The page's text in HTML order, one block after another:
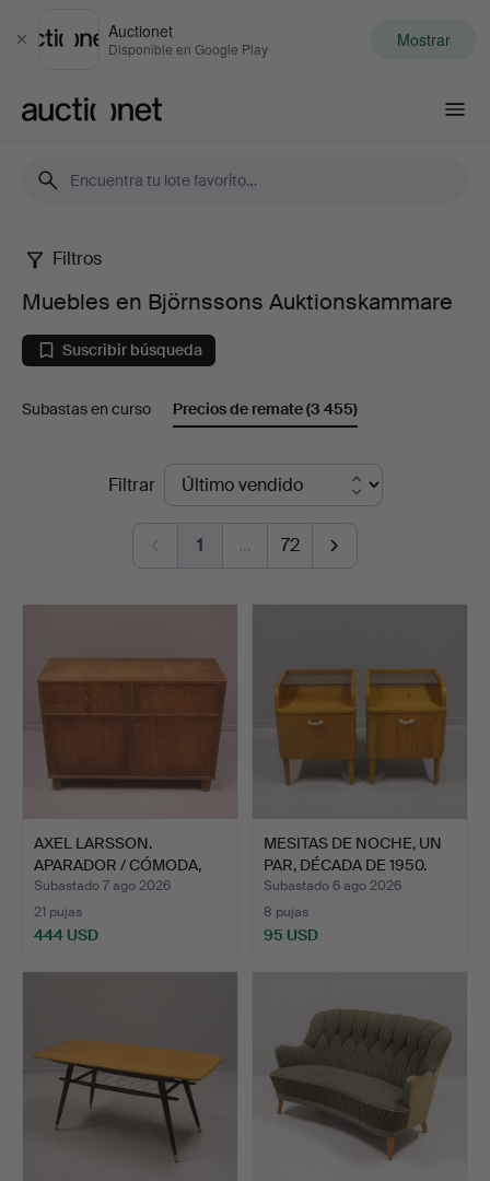
Cerrar
Auctionet
Disponible en Google Play Mostrar
Muebles
en
Björnssons
Auktionskammare
Filtros
Muebles en Björnssons Auktionskammare
Suscribir búsqueda
Subastas en curso Precios de remate(3 455)
Filtrar
1 … 72
AXEL LARSSON.
APARADOR / CÓMODA,
ROBLE, SV…
Subastado 7 ago 2026
21 pujas
444 USD
MESITAS DE NOCHE, UN
PAR, DÉCADA DE 1950.
Subastado 6 ago 2026
8 pujas
95 USD